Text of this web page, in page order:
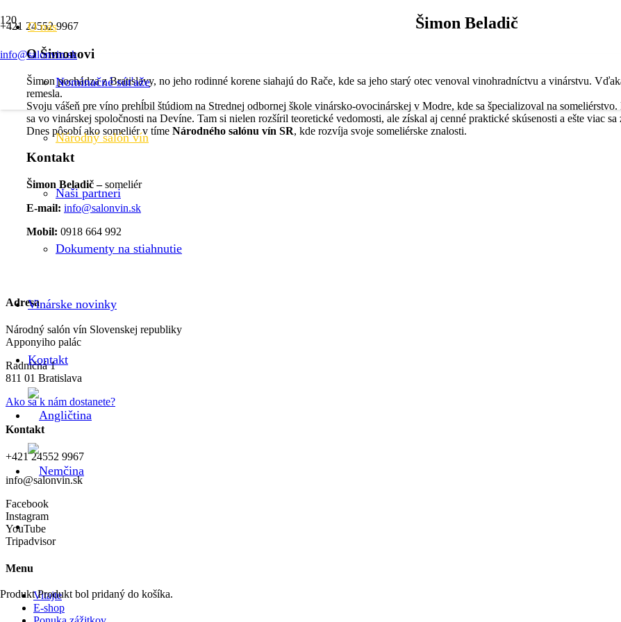
+421 24552 9967
info@salonvin.sk
O nás
Nominačné súťaže
Národný salón vín
Naši partneri
Dokumenty na stiahnutie
Vinárske novinky
Kontakt
ProduktProdukt bol pridaný do košíka.
Šimon Beladič
O Šimonovi
Šimon pochádza z Bratislavy, no jeho rodinné korene siahajú do Rače, kde sa jeho starý otec venoval vinohradníctvu a vinárstvu.
remesla.
Svoju vášeň pre víno prehĺbil štúdiom na Strednej odbornej škole vinársko-ovocinárskej v Modre, kde sa špecializoval na
sa vo vinárskej spoločnosti na Devíne. Tam si nielen rozšíril teoretické vedomosti, ale získal aj cenné praktické skúsenosti a ešte viac
Dnes pôsobí ako someliér v tíme Národného salónu vín SR, kde rozvíja svoje someliérske znalosti.
Kontakt
Šimon Beladič–someliér
E-mail: info@salonvin.sk
Mobil: 0918 664 992
Adresa
Národný salón vín Slovenskej republiky
Apponyiho palác
Radničná 1
811 01 Bratislava
Ako sa k nám dostanete?
Kontakt
+421 24552 9967
info@salonvin.sk
Facebook
Instagram
YouTube
Tripadvisor
Menu
Vitajte
E-shop